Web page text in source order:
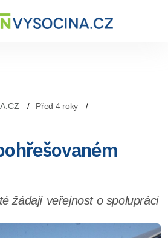
Před 4 roky
žádají veřejnost o spolupráci